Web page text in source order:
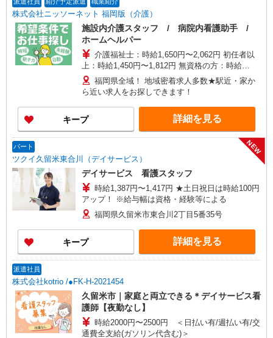
株式会社ニッソーネット 福岡版（介護）
施設内介護スタッフ / 病院内看護助手 /
ホームヘルパー
介護福祉士：時給1,650円〜2,062円 初任者以
上：時給1,450円〜1,812円 無資格の方：時給
1,350円〜1,687円 ※給与幅は勤務先による +交通
費、諸手当（勤務先による） +0円で介護資格が取
れる （別途規定） ★給与日払い制度あり！
福岡県全域！ 地域密着求人多数★駅近・家か
ら近い求人をお探しできます！
キープ 詳細を見る
パート
ツクイ久留米東合川（デイサービス）
NEW
デイサービス 看護スタッフ
時給1,387円〜1,417円 ★土日祝日は時給100円
アップ！ ※給与幅は資格・経験等による
福岡県久留米市東合川2丁目5番35号
キープ 詳細を見る
派遣社員
株式会社kotrio /●FK-H-2021454
久留米市｜家庭と両立できる＊デイサービス看
護師【夜勤なし】
時給2000円〜2500円 ＜日払い有/週払い有/交
通費全支給(ガソリン代含む)＞